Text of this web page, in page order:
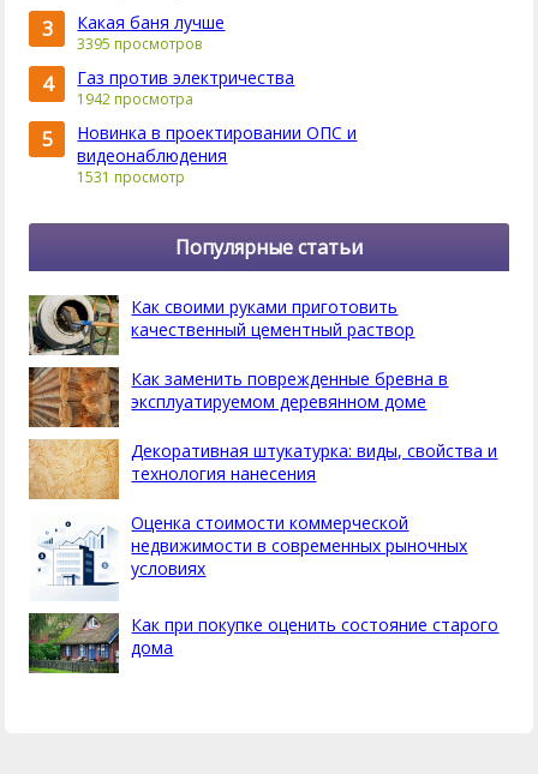
3 Какая баня лучше
3395 просмотров
4 Газ против электричества
1942 просмотра
5
Новинка в проектировании ОПС и
видеонаблюдения
1531 просмотр
Популярные статьи
Как своими руками приготовить
качественный цементный раствор
Как заменить поврежденные бревна в
эксплуатируемом деревянном доме
Декоративная штукатурка: виды, свойства и
технология нанесения
Оценка стоимости коммерческой
недвижимости в современных рыночных
условиях
Как при покупке оценить состояние старого
дома